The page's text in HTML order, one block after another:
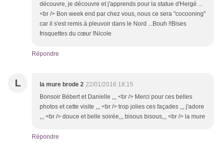
découvre, je découvre et j'apprends pour la statue d'Hergé ...
<br /> Bon week end par chez vous, nous ce sera "cocooning"
car il s'est remis à pleuvoir dans le Nord ...Bouh !!Bises
frisquettes du cœur !Nicole
Répondre
L la mure brode 2 22/01/2016 18:15
Bonsoir Bébert et Danielle ,,, <br /> Merci pour ces belles
photos et cette visite ,,, <br /> trop jolies ces façades ,,, j'adore
,,, <br /> douce et belle soirée,,, bisous bisous,,, <br /> la mure
Répondre